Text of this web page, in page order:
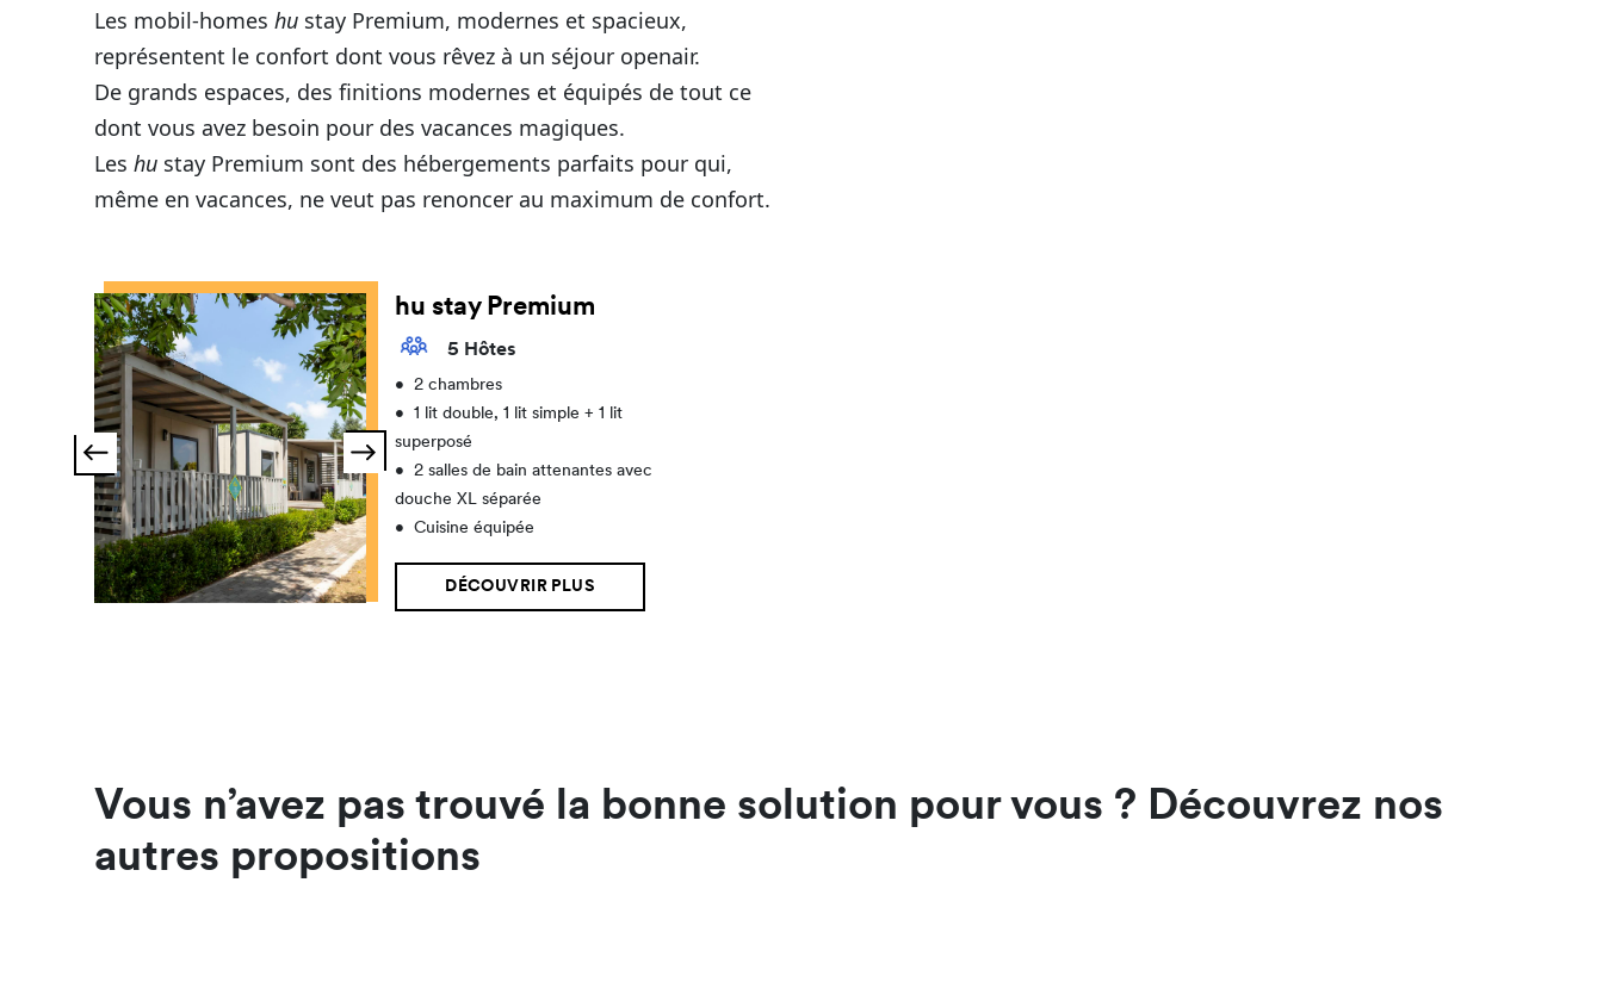
Les mobil-homeshu stay Premium, modernes et spacieux,
représentent le confort dont vous rêvez à un séjour openair.
De grands espaces, des finitions modernes et équipés de tout ce
dont vous avez besoin pour des vacances magiques.
Leshu stay Premium sont des hébergements parfaits pour qui,
même en vacances, ne veut pas renoncer au maximum de confort.
hu stay Premium
5 Hôtes
•
2 chambres
•
1 lit double, 1 lit simple + 1 lit
superposé
•
2 salles de bain attenantes avec
douche XL séparée
•
Cuisine équipée
DÉCOUVRIR PLUS
Vous n’avez pas trouvé la bonne solution pour vous ? Découvrez nos
autres propositions